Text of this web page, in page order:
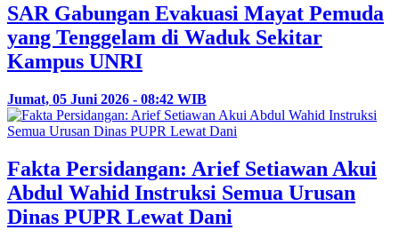
SAR Gabungan Evakuasi Mayat Pemuda
yang Tenggelam di Waduk Sekitar
Kampus UNRI
Jumat, 05 Juni 2026 - 08:42 WIB
Fakta Persidangan: Arief Setiawan Akui
Abdul Wahid Instruksi Semua Urusan
Dinas PUPR Lewat Dani